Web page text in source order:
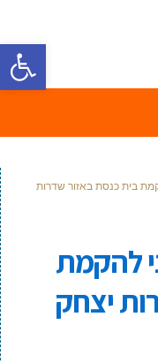
פתח
בית כנסת באזור שדרות
להקמת
יצחק